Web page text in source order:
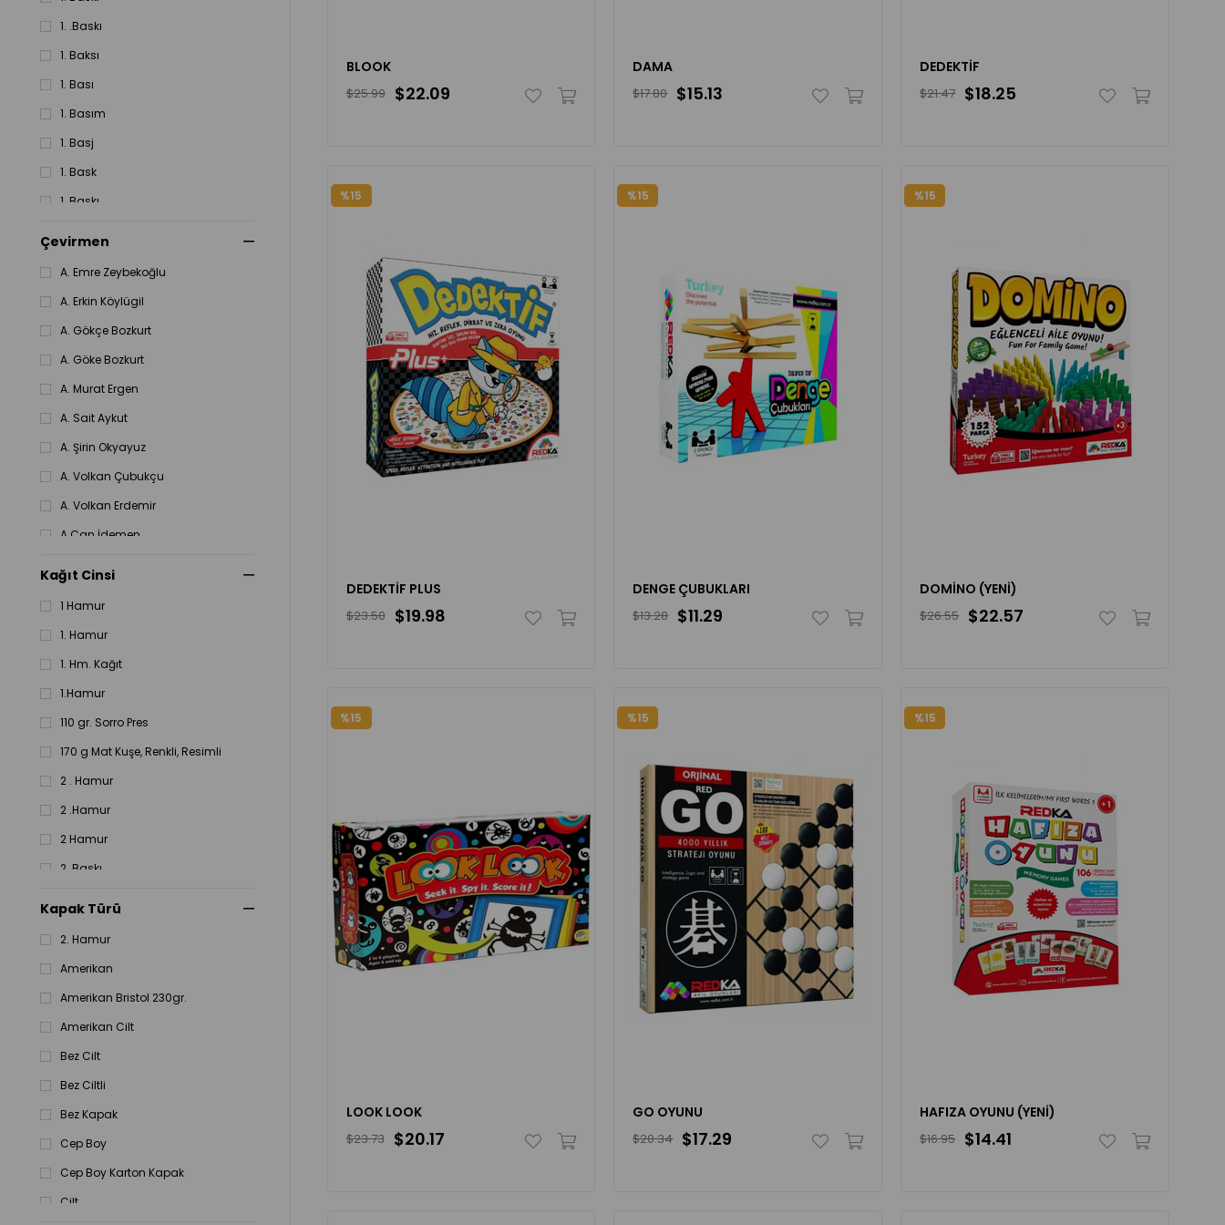
1. .Baskı
1. Baksı
1. Bası
1. Basım
1. Basj
1. Bask
1. Baskı
Çevirmen
A. Emre Zeybekoğlu
A. Erkin Köylügil
A. Gökçe Bozkurt
A. Göke Bozkurt
A. Murat Ergen
A. Sait Aykut
A. Şirin Okyayuz
A. Volkan Çubukçu
A. Volkan Erdemir
A.Can İdemen
Kağıt Cinsi
1 Hamur
1. Hamur
1. Hm. Kağıt
1.Hamur
110 gr. Sorro Pres
170 g Mat Kuşe, Renkli, Resimli
2 . Hamur
2 .Hamur
2 Hamur
2. Baskı
Kapak Türü
2. Hamur
Amerikan
Amerikan Bristol 230gr.
Amerikan Cilt
Bez Cilt
Bez Ciltli
Bez Kapak
Cep Boy
Cep Boy Karton Kapak
Cilt
BLOOK
$22.09
$25.99
DAMA
$15.13
$17.80
DEDEKTİF
$18.25
$21.47
DEDEKTİF PLUS
$19.98
$23.50
%15
DENGE ÇUBUKLARI
$11.29
$13.28
%15
DOMİNO (YENİ)
$22.57
$26.55
%15
LOOK LOOK
$20.17
$23.73
%15
GO OYUNU
$17.29
$20.34
%15
HAFIZA OYUNU (YENİ)
$14.41
$16.95
%15